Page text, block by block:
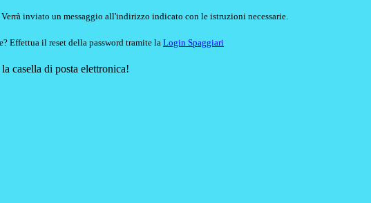
Verrà inviato un messaggio all'indirizzo indicato con le istruzioni necessarie.
Effettua il reset della password tramite la Login Spaggiari
casella di posta elettronica!